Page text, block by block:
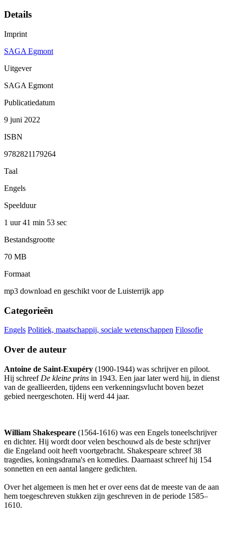
Details
Imprint
SAGA Egmont
Uitgever
SAGA Egmont
Publicatiedatum
9 juni 2022
ISBN
9782821179264
Taal
Engels
Speelduur
1 uur 41 min 53 sec
Bestandsgrootte
70 MB
Formaat
mp3 download en geschikt voor de Luisterrijk app
Categorieën
Engels Politiek, maatschappij, sociale wetenschappen Filosofie
Over de auteur
Antoine de Saint-Exupéry (1900-1944) was schrijver en piloot.
Hij schreef De kleine prins in 1943. Een jaar later werd hij, in dienst
van de geallieerden, tijdens een verkenningsvlucht boven bezet
gebied neergeschoten. Hij werd 44 jaar.
William Shakespeare (1564-1616) was een Engels toneelschrijver
en dichter. Hij wordt door velen beschouwd als de beste schrijver
die Engeland ooit heeft voortgebracht. Shakespeare schreef 38
tragedies, koningsdrama's en komedies. Daarnaast schreef hij 154
sonnetten en een aantal langere gedichten.
Over het algemeen is men het er over eens dat de meeste van de aan
hem toegeschreven stukken zijn geschreven in de periode 1585–
1610.